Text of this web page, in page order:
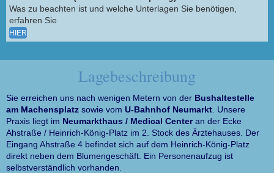
Was zu beachten ist und welche Unterlagen Sie benötigen,
erfahren Sie
HIER
Lagebeschreibung
Sie erreichen uns nach wenigen Metern von der Bushaltestelle
am Machensplatz sowie vom U-Bahnhof Neumarkt . Unsere
Praxis liegt im Neumarkthaus / Medical Centeran der Ecke
Ahstraße / Heinrich-König-Platz im 2. Stock des Ärztehauses. Der
Eingang Ahstraße 4 befindet sich auf dem Heinrich-König-Platz
direkt neben dem Blumengeschäft. Ein Personenaufzug ist
selbstverständlich vorhanden.